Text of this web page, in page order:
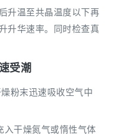
升温至共晶温度以下再
升华速率。同时检查真
受潮
粉末迅速吸收空气中
干燥氮气或惰性气体